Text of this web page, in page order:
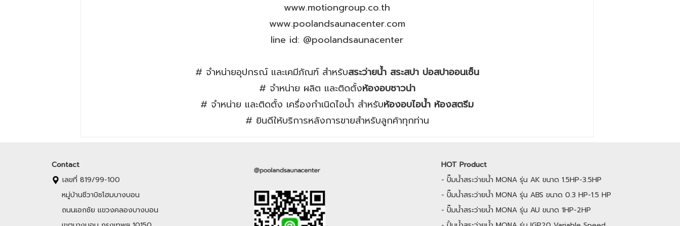
www.motiongroup.co.th
www.poolandsaunacenter.com
line id: @poolandsaunacenter
# จำหน่ายอุปกรณ์ และเคมีภัณฑ์ สำหรับสระว่ายน้ำ สระสปา บ่อสปาออนเซ็น
# จำหน่าย ผลิต และติดตั้งห้องอบซาวน่า
# จำหน่าย และติดตั้ง เครื่องกำเนิดไอน้ำ สำหรับห้องอบไอน้ำ ห้องสตรีม
# ยินดีให้บริการหลังการขายสำหรับลูกค้าทุกท่าน
Contact
เลขที่ 819/99-100
หมู่บ้านชีวาบิซโฮมบางบอน
ถนนเอกชัย แขวงคลองบางบอน
HOT Product
- ปั๊มน้ำสระว่ายน้ำ MONA รุ่น AK ขนาด 1.5HP-3.5HP
- ปั๊มน้ำสระว่ายน้ำ MONA รุ่น ABS ขนาด 0.3 HP-1.5 HP
- ปั๊มน้ำสระว่ายน้ำ MONA รุ่น AU ขนาด 1HP-2HP